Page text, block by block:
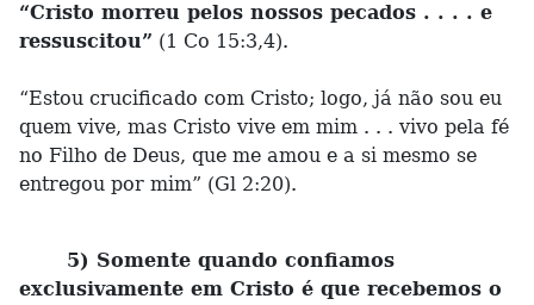
“Cristo morreu pelos nossos pecados . . . . e
ressuscitou” (1 Co 15:3,4).
“Estou crucificado com Cristo; logo, já não sou eu
quem vive, mas Cristo vive em mim . . . vivo pela fé
no Filho de Deus, que me amou e a si mesmo se
entregou por mim” (Gl 2:20).
5) Somente quando confiamos
exclusivamente em Cristo é que recebemos o